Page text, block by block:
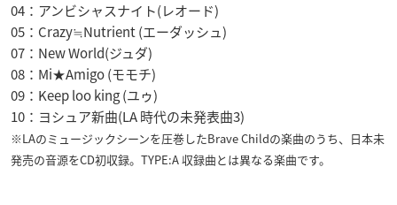
04：アンビシャスナイト(レオード)
05：Crazy≒Nutrient (エーダッシュ)
07：New World(ジュダ)
08：Mi★Amigo (モモチ)
09：Keep loo king (ユゥ)
10：ヨシュア新曲(LA 時代の未発表曲3)
※LAのミュージックシーンを圧巻したBrave Childの楽曲のうち、日本未
発売の音源をCD初収録。TYPE:A 収録曲とは異なる楽曲です。